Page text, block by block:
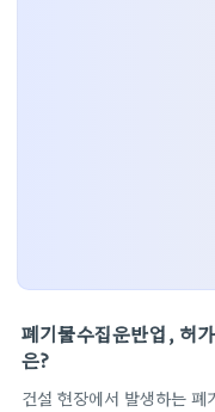
폐기물수집운반업, 허
은?
건설 현장에서 발생하는